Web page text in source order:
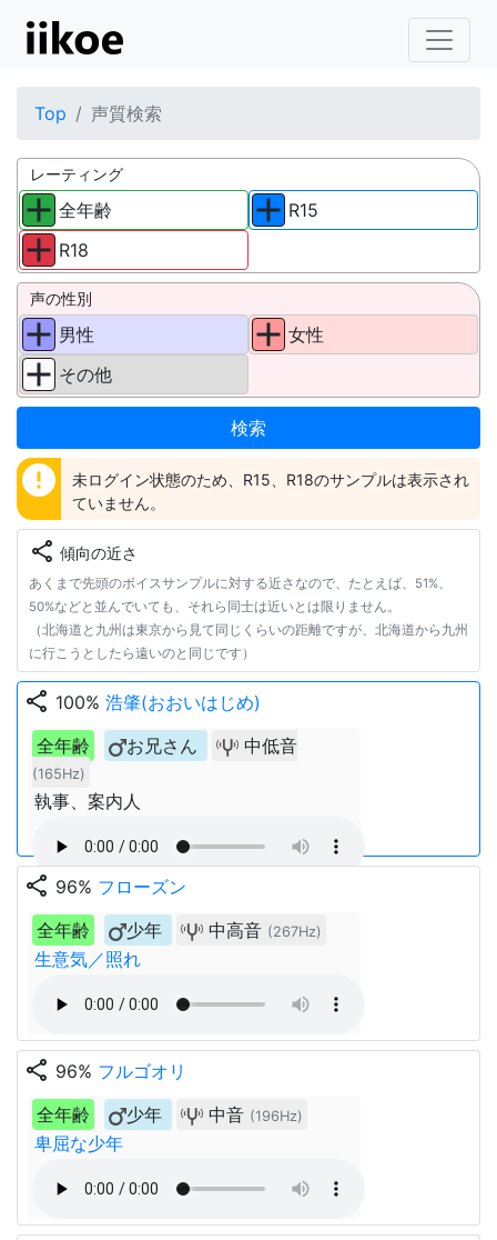
Top 声質検索
レーティング
全年齢
R18
R15
声の性別
男性
その他
女性
error
未ログイン状態のため、R15、R18のサンプルは表示され
ていません。
share 傾向の近さ
あくまで先頭のボイスサンプルに対する近さなので、たとえば、51%、
50%などと並んでいても、それら同士は近いとは限りません。
（北海道と九州は東京から見て同じくらいの距離ですが、北海道から九州
に行こうとしたら遠いのと同じです）
share 100% 浩肇(おおいはじめ)
全年齢
お兄さん 中低音
(165Hz)
執事、案内人
share 96% フローズン
全年齢
少年 中高音 (267Hz)
生意気／照れ
share 96% フルゴオリ
全年齢
少年 中音 (196Hz)
卑屈な少年